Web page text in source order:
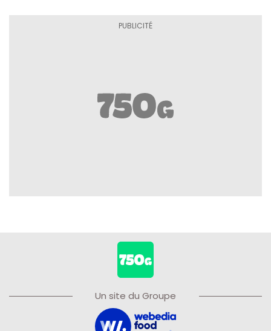
Un site du Groupe